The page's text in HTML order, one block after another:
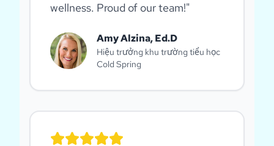
wellness. Proud of our team!"
Amy Alzina, Ed.D
Hiệu trưởng khu trường tiểu học
Cold Spring